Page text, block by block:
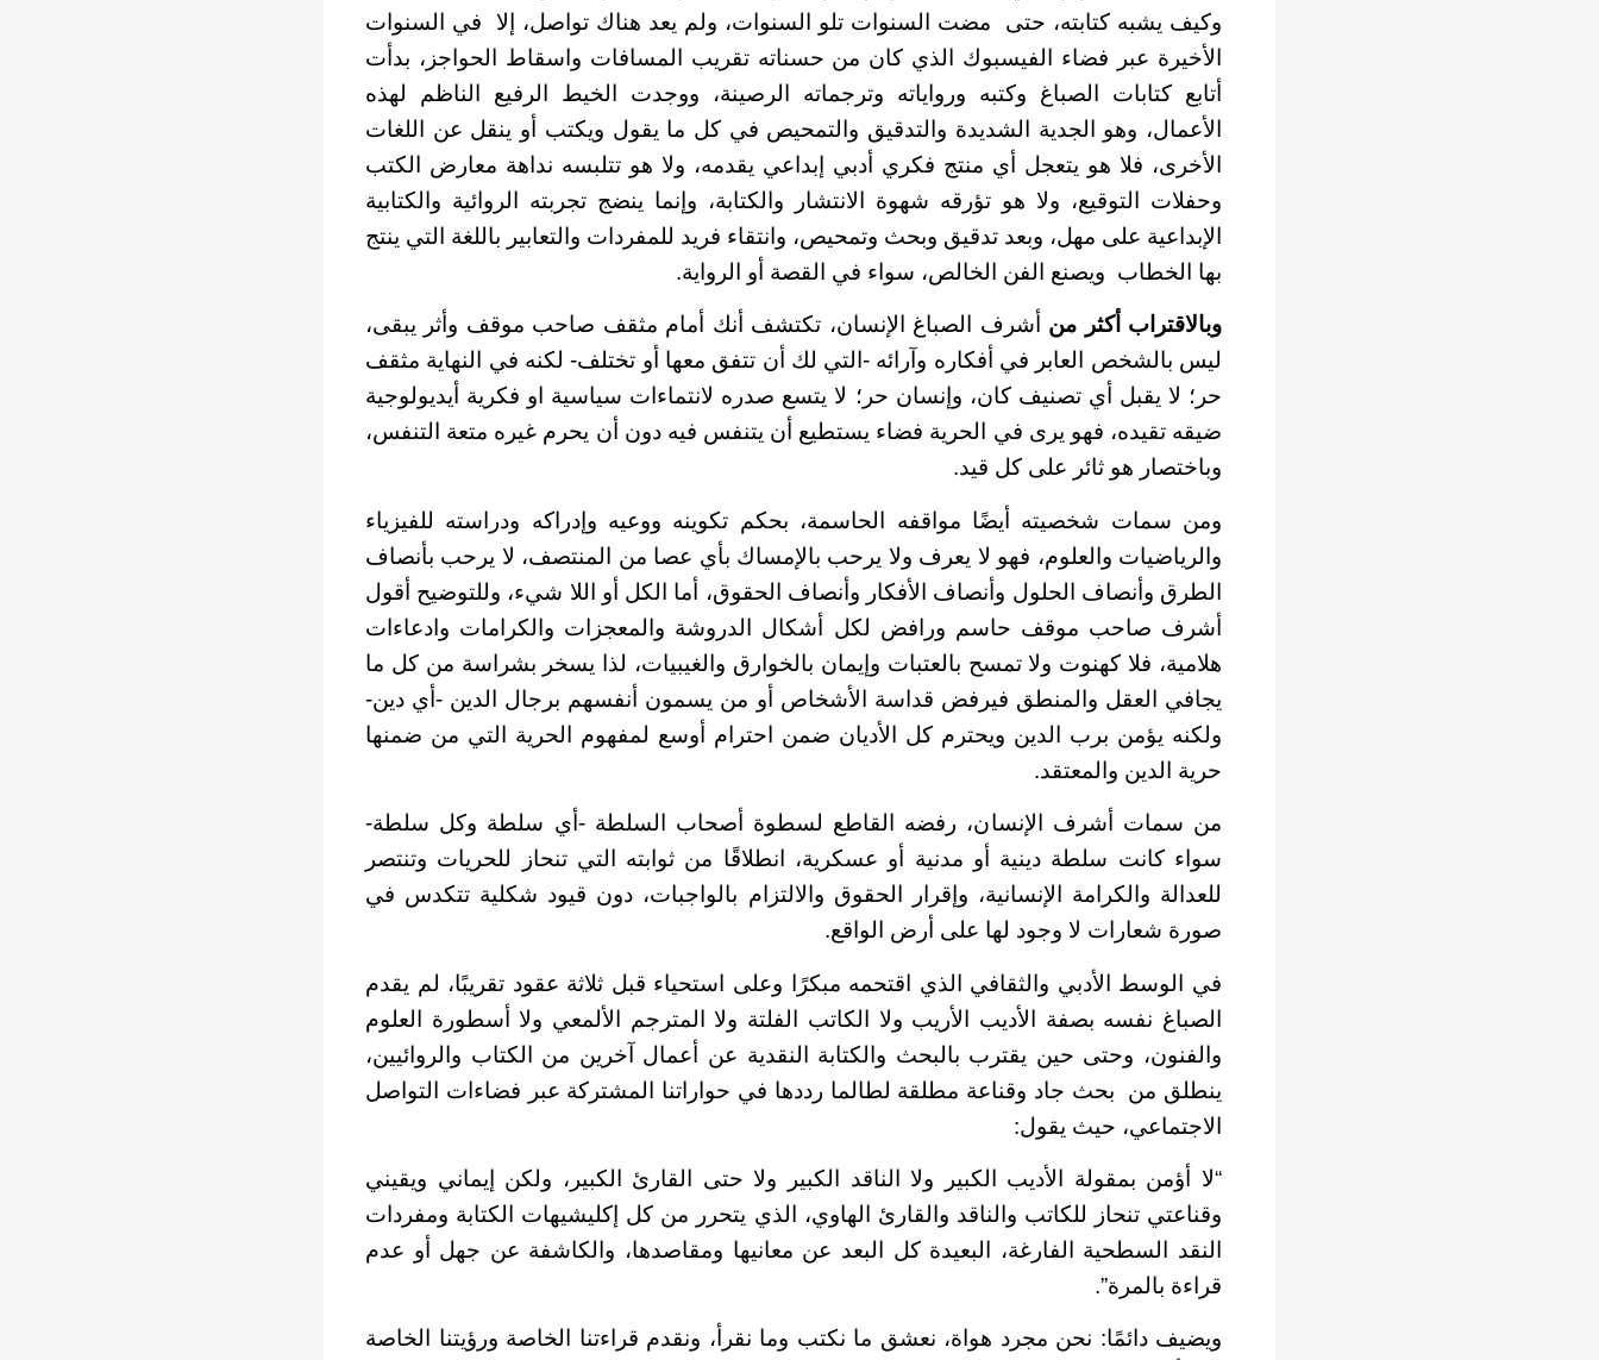
وكيف يشبه كتابته، حتى مضت السنوات تلو السنوات، ولم يعد هناك تواصل، إلا في السنوات
الأخيرة عبر فضاء الفيسبوك الذي كان من حسناته تقريب المسافات واسقاط الحواجز، بدأت
أتابع كتابات الصباغ وكتبه ورواياته وترجماته الرصينة، ووجدت الخيط الرفيع الناظم لهذه
الأعمال، وهو الجدية الشديدة والتدقيق والتمحيص في كل ما يقول ويكتب أو ينقل عن اللغات
الأخرى، فلا هو يتعجل أي منتج فكري أدبي إبداعي يقدمه، ولا هو تتلبسه نداهة معارض الكتب
وحفلات التوقيع، ولا هو تؤرقه شهوة الانتشار والكتابة، وإنما ينضج تجربته الروائية والكتابية
الإبداعية على مهل، وبعد تدقيق وبحث وتمحيص، وانتقاء فريد للمفردات والتعابير باللغة التي ينتج
بها الخطاب ويصنع الفن الخالص، سواء في القصة أو الرواية.
وبالاقتراب أكثر من
أشرف الصباغ الإنسان، تكتشف أنك أمام مثقف صاحب موقف وأثر يبقى،
ليس بالشخص العابر في أفكاره وآرائه -التي لك أن تتفق معها أو تختلف- لكنه في النهاية مثقف
حر؛ لا يقبل أي تصنيف كان، وإنسان حر؛ لا يتسع صدره لانتماءات سياسية او فكرية أيديولوجية
ضيقه تقيده، فهو يرى في الحرية فضاء يستطيع أن يتنفس فيه دون أن يحرم غيره متعة التنفس،
وباختصار هو ثائر على كل قيد.
ومن سمات شخصيته أيضًا مواقفه الحاسمة، بحكم تكوينه ووعيه وإدراكه ودراسته للفيزياء
والرياضيات والعلوم، فهو لا يعرف ولا يرحب بالإمساك بأي عصا من المنتصف، لا يرحب بأنصاف
الطرق وأنصاف الحلول وأنصاف الأفكار وأنصاف الحقوق، أما الكل أو اللا شيء، وللتوضيح أقول
أشرف صاحب موقف حاسم ورافض لكل أشكال الدروشة والمعجزات والكرامات وادعاءات
هلامية، فلا كهنوت ولا تمسح بالعتبات وإيمان بالخوارق والغيبيات، لذا يسخر بشراسة من كل ما
يجافي العقل والمنطق فيرفض قداسة الأشخاص أو من يسمون أنفسهم برجال الدين -أي دين-
ولكنه يؤمن برب الدين ويحترم كل الأديان ضمن احترام أوسع لمفهوم الحرية التي من ضمنها
حرية الدين والمعتقد.
من سمات أشرف الإنسان، رفضه القاطع لسطوة أصحاب السلطة -أي سلطة وكل سلطة-
سواء كانت سلطة دينية أو مدنية أو عسكرية، انطلاقًا من ثوابته التي تنحاز للحريات وتنتصر
للعدالة والكرامة الإنسانية، وإقرار الحقوق والالتزام بالواجبات، دون قيود شكلية تتكدس في
صورة شعارات لا وجود لها على أرض الواقع.
في الوسط الأدبي والثقافي الذي اقتحمه مبكرًا وعلى استحياء قبل ثلاثة عقود تقريبًا، لم يقدم
الصباغ نفسه بصفة الأديب الأريب ولا الكاتب الفلتة ولا المترجم الألمعي ولا أسطورة العلوم
والفنون، وحتى حين يقترب بالبحث والكتابة النقدية عن أعمال آخرين من الكتاب والروائيين،
ينطلق من بحث جاد وقناعة مطلقة لطالما رددها في حواراتنا المشتركة عبر فضاءات التواصل
الاجتماعي، حيث يقول:
“لا أؤمن بمقولة الأديب الكبير ولا الناقد الكبير ولا حتى القارئ الكبير، ولكن إيماني ويقيني
وقناعتي تنحاز للكاتب والناقد والقارئ الهاوي، الذي يتحرر من كل إكليشيهات الكتابة ومفردات
النقد السطحية الفارغة، البعيدة كل البعد عن معانيها ومقاصدها، والكاشفة عن جهل أو عدم
قراءة بالمرة”.
ويضيف دائمًا: نحن مجرد هواة، نعشق ما نكتب وما نقرأ، ونقدم قراءتنا الخاصة ورؤيتنا الخاصة